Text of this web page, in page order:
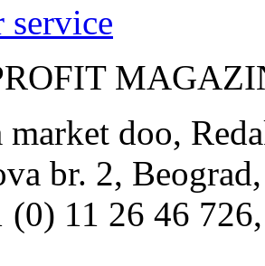
service
market doo,
br. 2,
(0) 11 26 46